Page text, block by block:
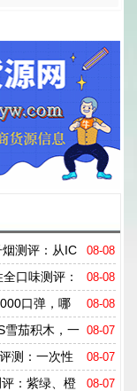
08-08
测评：从IC
统"的进化与重构08-08
口味测评：
千愁？ 08-08
口弹，哪
08-07
雪茄积木，一
" 08-07
测：一次性
08-07
：紫绿、橙